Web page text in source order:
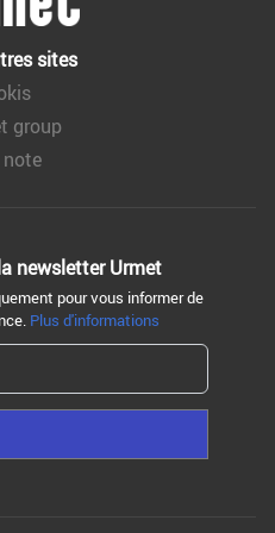
sites
group
newsletter Urmet
pour vous informer de
Plus d'informations